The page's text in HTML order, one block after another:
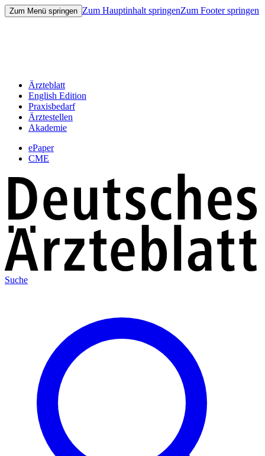
Zum Menü springen Zum Hauptinhalt springenZum Footer springen
Ärzteblatt
English Edition
Praxisbedarf
Ärztestellen
Akademie
ePaper
CME
Suche